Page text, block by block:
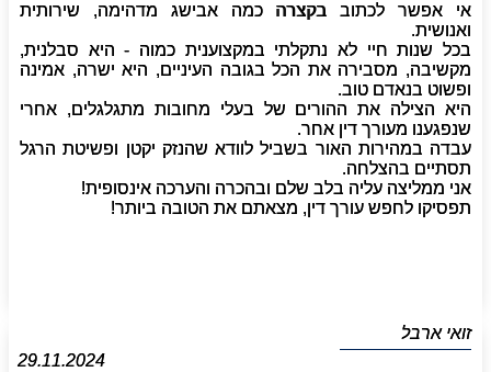
אי אפשר לכתוב בקצרה כמה אבישג מדהימה, שירותית
ואנושית.
בכל שנות חיי לא נתקלתי במקצוענית כמוה - היא סבלנית,
מקשיבה, מסבירה את הכל בגובה העיניים, היא ישרה, אמינה
ופשוט בנאדם טוב.
היא הצילה את ההורים של בעלי מחובות מתגלגלים, אחרי
שנפגענו מעורך דין אחר.
עבדה במהירות האור בשביל לוודא שהנזק יקטן ופשיטת הרגל
תסתיים בהצלחה.
אני ממליצה עליה בלב שלם ובהכרה והערכה אינסופית!
תפסיקו לחפש עורך דין, מצאתם את הטובה ביותר!
זואי ארבל
29.11.2024